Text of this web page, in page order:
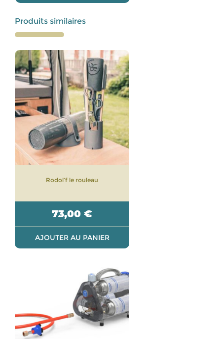
Produits similaires
Rodol’f le rouleau
73,00 €
AJOUTER AU PANIER